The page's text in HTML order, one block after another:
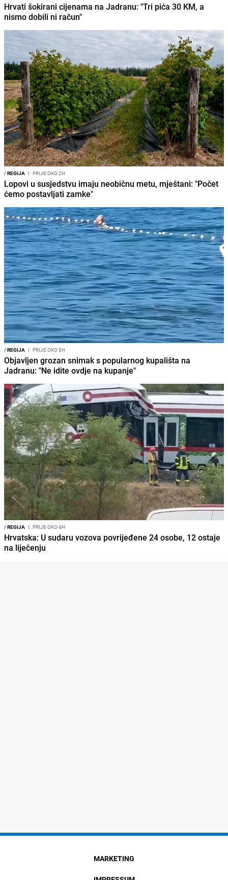
Hrvati šokirani cijenama na Jadranu: "Tri pića 30 KM, a
nismo dobili ni račun"
/REGIJA I PRIJE OKO 2H
Lopovi u susjedstvu imaju neobičnu metu, mještani: "Počet
ćemo postavljati zamke"
/REGIJA I PRIJE OKO 3H
Objavljen grozan snimak s popularnog kupališta na
Jadranu: "Ne idite ovdje na kupanje"
/REGIJA I PRIJE OKO 4H
Hrvatska: U sudaru vozova povrijeđene 24 osobe, 12 ostaje
na liječenju
MARKETING